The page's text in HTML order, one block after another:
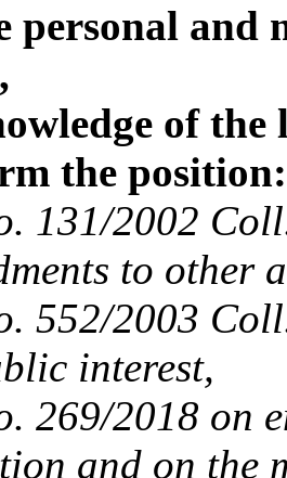
personal and
of the
the position:
131/2002
to other
552/2003
interest,
269/2018 on
and on the